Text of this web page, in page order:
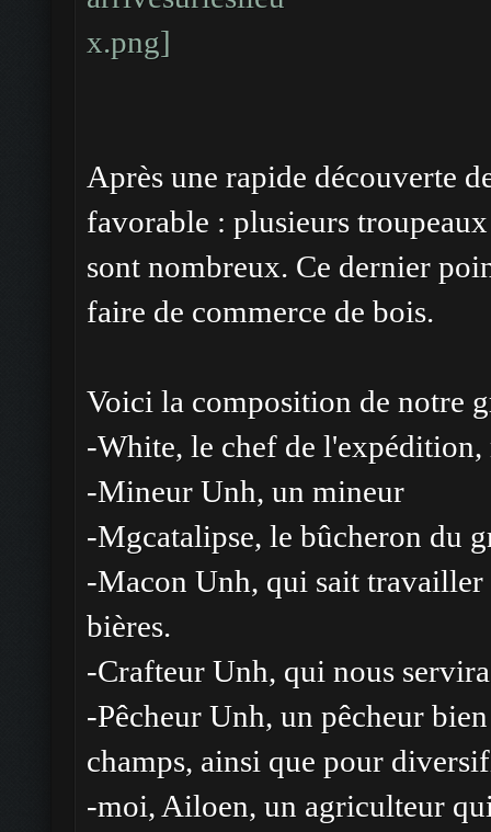
Après une rapide découverte
favorable : plusieurs
sont nombreux. Ce dernier
faire de commerce de bois.
Voici la composition de notre
-White, le chef de
-Mineur Unh, un mineur
-Mgcatalipse, le bûcheron du
-Macon Unh, qui sait
bières.
-Crafteur Unh, qui nous
-Pêcheur Unh, un pêcheur
champs, ainsi que pour
-moi, Ailoen, un agriculteur